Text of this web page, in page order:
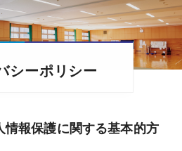
シーポリシー
情報保護に関する基本的方